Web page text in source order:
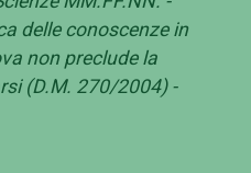
delle conoscenze in
non preclude la
(D.M. 270/2004) -